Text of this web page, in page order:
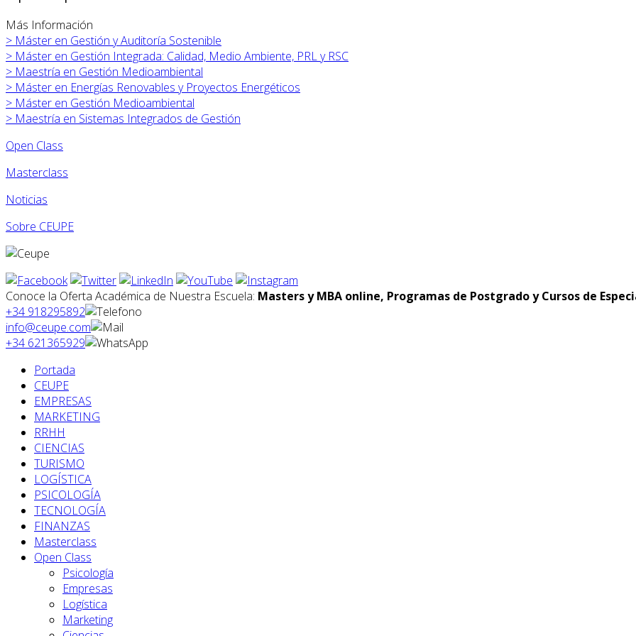
Más Información
> Máster en Gestión y Auditoría Sostenible
> Máster en Gestión Integrada: Calidad, Medio Ambiente, PRL y RSC
> Maestría en Gestión Medioambiental
> Máster en Energías Renovables y Proyectos Energéticos
> Máster en Gestión Medioambiental
> Maestría en Sistemas Integrados de Gestión
Open Class
Masterclass
Noticias
Sobre CEUPE
Conoce la Oferta Académica de Nuestra Escuela: Masters y MBA online, Programas de Postgrado y Cursos de
+34 918295892
info@ceupe.com
+34 621365929
Portada
CEUPE
EMPRESAS
MARKETING
RRHH
CIENCIAS
TURISMO
LOGÍSTICA
PSICOLOGÍA
TECNOLOGÍA
FINANZAS
Masterclass
Open Class
Psicología
Empresas
Logística
Marketing